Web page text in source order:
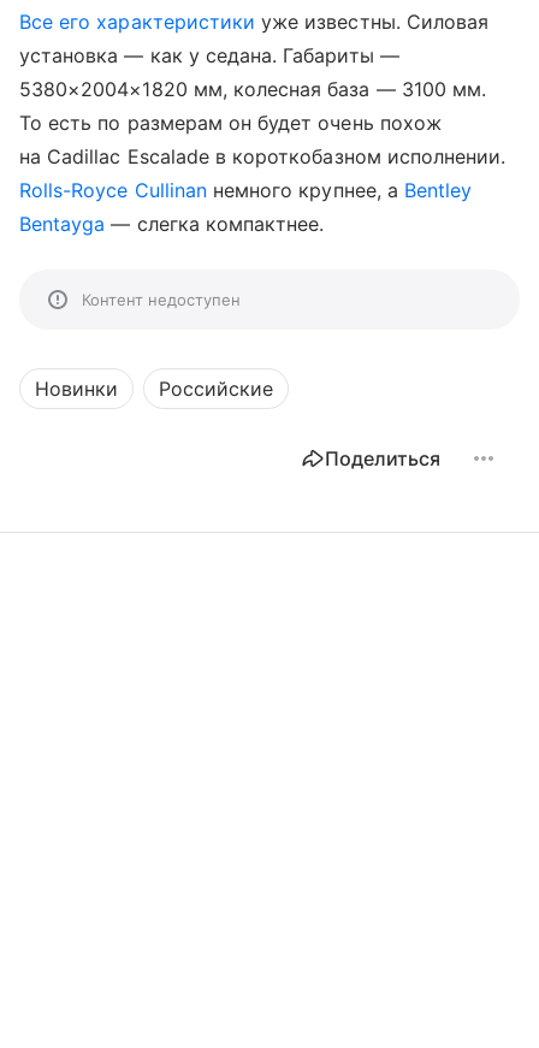
Все его характеристики уже известны. Силовая
установка — как у седана. Габариты —
5380×2004×1820 мм, колесная база — 3100 мм.
То есть по размерам он будет очень похож
на Cadillac Escalade в короткобазном исполнении.
Rolls-Royce Cullinanнемного крупнее, а Bentley
Bentayga — слегка компактнее.
Контент недоступен
Новинки Российские
Поделиться